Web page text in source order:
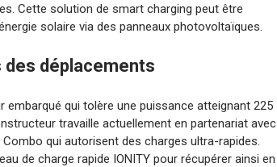
Cette solution de smart charging peut être
solaire via des panneaux photovoltaïques.
des déplacements
embarqué qui tolère une puissance atteignant 225
travaille actuellement en partenariat avec
qui autorisent des charges ultra-rapides.
de charge rapide IONITY pour récupérer ainsi en